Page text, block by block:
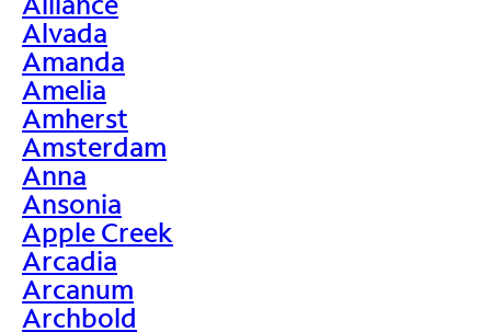
Alvada
Amanda
Amelia
Amherst
Amsterdam
Anna
Ansonia
Apple Creek
Arcadia
Arcanum
Archbold